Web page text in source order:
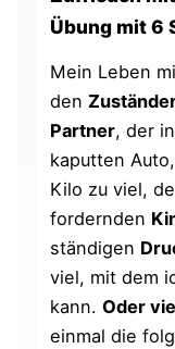
Übung mit 6
Mein Leben
den
Partner, der
kaputten
Kilo zu viel,
fordernden
ständigen
viel, mit dem
kann.Oder
einmal die